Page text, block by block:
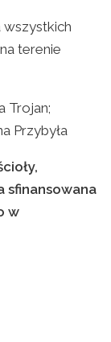
wszystkich
terenie
Trojan;
Przybyła
sfinansowana
w